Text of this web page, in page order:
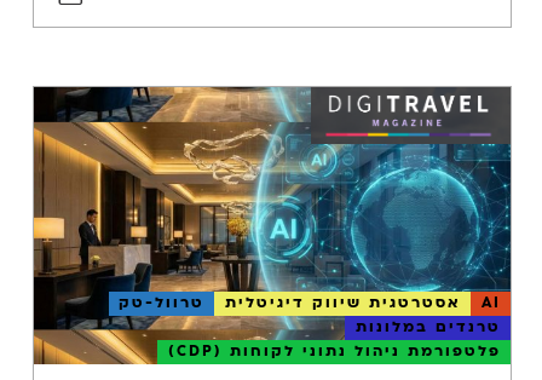
AI אסטרטגית שיווק דיגיטלית
טרוול-טק
טרנדים במלונות
פלטפורמת ניהול נתוני לקוחות (CDP)